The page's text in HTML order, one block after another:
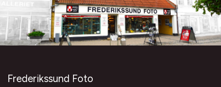
Frederikssund Foto